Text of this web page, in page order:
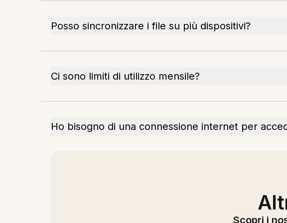
Posso sincronizzare i file su più dispositivi?
Ci sono limiti di utilizzo mensile?
Ho bisogno di una connessione internet per
Scopri i